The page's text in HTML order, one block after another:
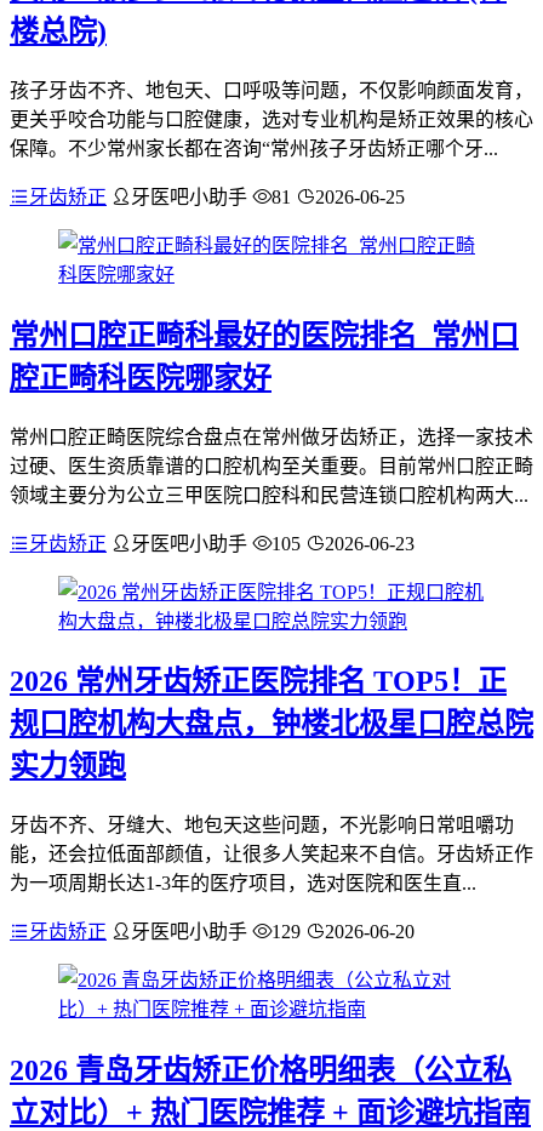
楼总院)
孩子牙齿不齐、地包天、口呼吸等问题，不仅影响颜面发育，
更关乎咬合功能与口腔健康，选对专业机构是矫正效果的核心
保障。不少常州家长都在咨询“常州孩子牙齿矫正哪个牙...
牙齿矫正 牙医吧小助手 81 2026-06-25
常州口腔正畸科最好的医院排名_常州口
腔正畸科医院哪家好
常州口腔正畸医院综合盘点在常州做牙齿矫正，选择一家技术
过硬、医生资质靠谱的口腔机构至关重要。目前常州口腔正畸
领域主要分为公立三甲医院口腔科和民营连锁口腔机构两大...
牙齿矫正 牙医吧小助手 105 2026-06-23
2026 常州牙齿矫正医院排名 TOP5！正
规口腔机构大盘点，钟楼北极星口腔总院
实力领跑
牙齿不齐、牙缝大、地包天这些问题，不光影响日常咀嚼功
能，还会拉低面部颜值，让很多人笑起来不自信。牙齿矫正作
为一项周期长达1-3年的医疗项目，选对医院和医生直...
牙齿矫正 牙医吧小助手 129 2026-06-20
2026 青岛牙齿矫正价格明细表（公立私
立对比）+ 热门医院推荐 + 面诊避坑指南